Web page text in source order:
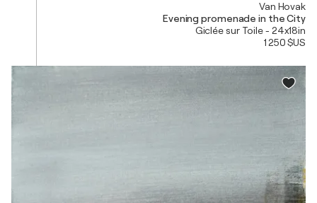
Van Hovak
Evening promenade in the City
Giclée sur Toile - 24x18in
1 250 $US